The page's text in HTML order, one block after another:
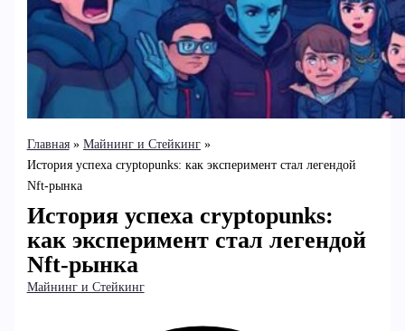
Главная
Майнинг и Стейкинг
История успеха cryptopunks: как эксперимент стал легендой
Nft-рынка
История успеха cryptopunks:
как эксперимент стал легендой
Nft-рынка
Майнинг и Стейкинг